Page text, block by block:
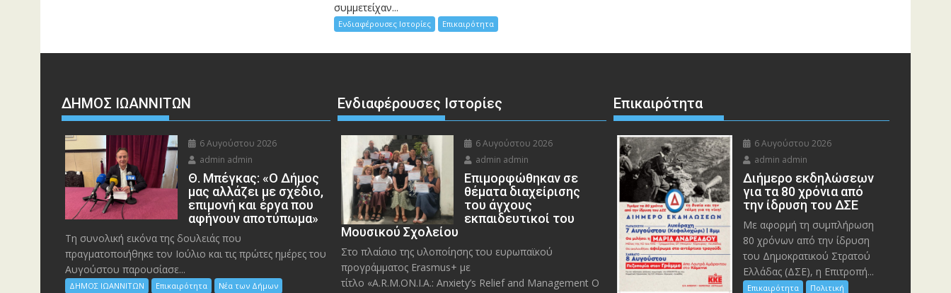
συμμετείχαν...
Ενδιαφέρουσες Ιστορίες Επικαιρότητα
ΔΗΜΟΣ ΙΩΑΝΝΙΤΩΝ
6 Αυγούστου 2026
admin admin
Θ. Μπέγκας: «Ο Δήμος
μας αλλάζει με σχέδιο,
επιμονή και έργα που
αφήνουν αποτύπωμα»
Τη συνολική εικόνα της δουλειάς που
πραγματοποιήθηκε τον Ιούλιο και τις πρώτες ημέρες του
Αυγούστου παρουσίασε...
ΔΗΜΟΣ ΙΩΑΝΝΙΤΩΝ Επικαιρότητα Νέα των Δήμων
Ενδιαφέρουσες Ιστορίες
6 Αυγούστου 2026
admin admin
Eπιμορφώθηκαν σε
θέματα διαχείρισης
του άγχους
εκπαιδευτικοί του
Μουσικού Σχολείου
Στο πλαίσιο της υλοποίησης του ευρωπαϊκού
προγράμματος Erasmus+ με
τίτλο «A.R.M.ON.I.A.: Anxiety’s Relief and Management O
Επικαιρότητα
6 Αυγούστου 2026
admin admin
Διήμερο εκδηλώσεων
για τα 80 χρόνια από
την ίδρυση του ΔΣΕ
Με αφορμή τη συμπλήρωση
80 χρόνων από την ίδρυση
του Δημοκρατικού Στρατού
Ελλάδας (ΔΣΕ), η Επιτροπή...
Επικαιρότητα Πολιτική